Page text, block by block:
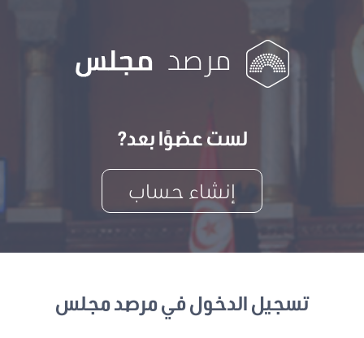
لست عضوًا بعد?
إنشاء حساب
تسجيل الدخول في مرصد مجلس